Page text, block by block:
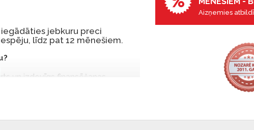
iegādāties jebkuru preci
līdz pat 12 mēnešiem.
un izdevīgs finansēšanas
Aizņemies